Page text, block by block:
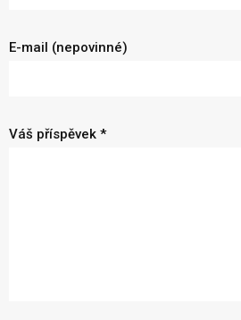
E-mail (nepovinné)
Váš příspěvek *